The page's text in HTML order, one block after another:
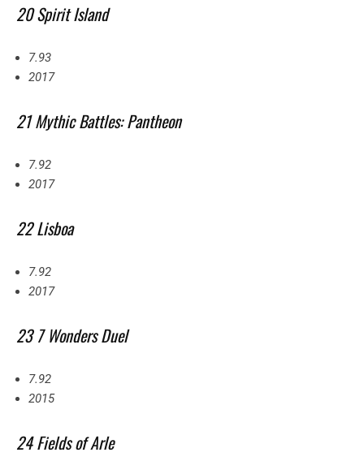
20 Spirit Island
7.93
2017
21 Mythic Battles: Pantheon
7.92
2017
22 Lisboa
7.92
2017
23 7 Wonders Duel
7.92
2015
24 Fields of Arle